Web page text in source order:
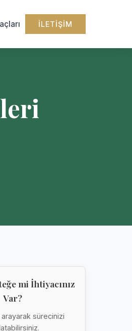
İLETIŞIM
mi İhtiyacınız
Var?
sürecinizi